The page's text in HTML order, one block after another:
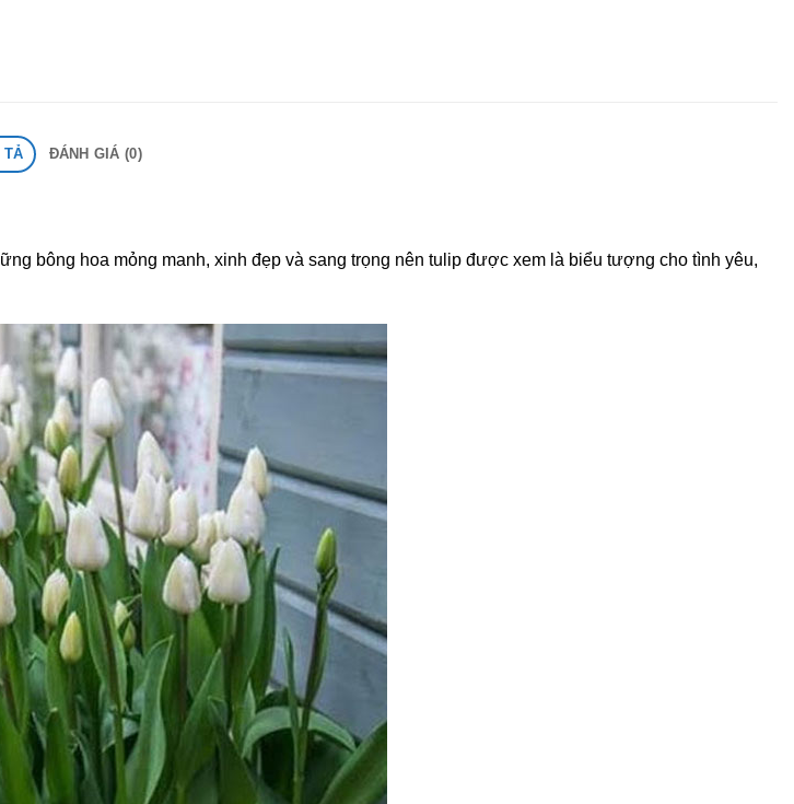
TẢ ĐÁNH GIÁ (0)
bông hoa mỏng manh, xinh đẹp và sang trọng nên tulip được xem là biểu tượng cho tình yêu,